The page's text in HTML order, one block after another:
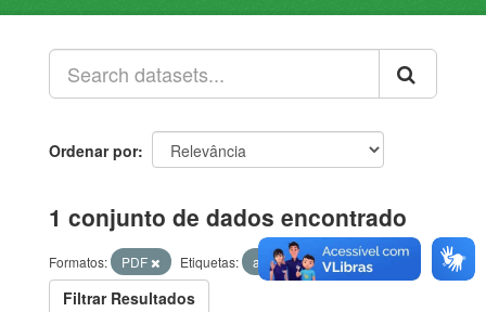
Ordenar por
1 conjunto de dados encontrado
Formatos: PDF Etiquetas: ações
Filtrar Resultados